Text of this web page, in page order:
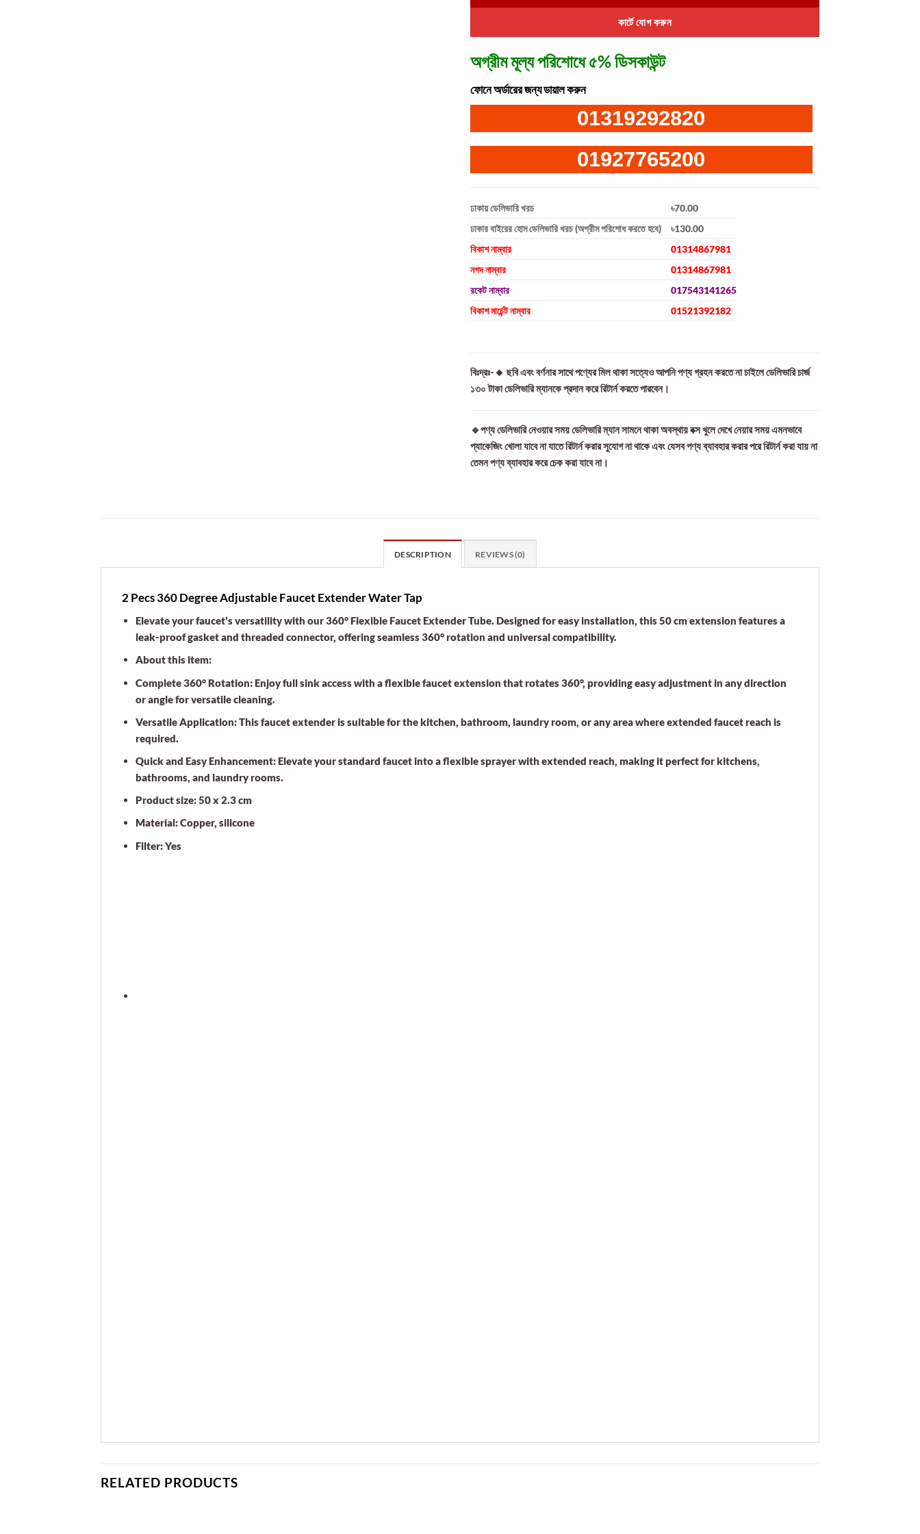
কার্টে যোগ করুন
অগ্রীম মূল্য পরিশোধে ৫% ডিসকাউন্ট
ফোনে অর্ডারের জন্য ডায়াল করুন
01319292820
01927765200
ঢাকায় ডেলিভারি খরচ
৳70.00
ঢাকার বাইরের হোম ডেলিভারি খরচ (অগ্রীম পরিশোধ করতে হবে)
৳130.00
বিকাশ নাম্বার
01314867981
নগদ নাম্বার
01314867981
রকেট নাম্বার
017543141265
বিকাশ মার্চেন্ট নাম্বার
01521392182
বিঃদ্রঃ-🔸 ছবি এবং বর্ণনার সাথে পণ্যের মিল থাকা সত্যেও আপনি পণ্য গ্রহন করতে না চাইলে ডেলিভারি চার্জ
১৩০ টাকা ডেলিভারি ম্যানকে প্রদান করে রিটার্ন করতে পারবেন।
🔹পণ্য ডেলিভারি নেওয়ার সময় ডেলিভারি ম্যান সামনে থাকা অবস্থায় বক্স খুলে দেখে নেয়ার সময় এমনভাবে
প্যাকেজিং খোলা যাবে না যাতে রিটার্ন করার সুযোগ না থাকে এবং যেসব পণ্য ব্যাবহার করার পরে রিটার্ন করা যায় না
তেমন পণ্য ব্যাবহার করে চেক করা যাবে না।
DESCRIPTION REVIEWS (0)
2 Pecs 360 Degree Adjustable Faucet Extender Water Tap
Elevate your faucet’s versatility with our 360° Flexible Faucet Extender Tube. Designed for easy installation, this 50 cm extension features a
leak-proof gasket and threaded connector, offering seamless 360° rotation and universal compatibility.
About this item:
Complete 360° Rotation: Enjoy full sink access with a flexible faucet extension that rotates 360°, providing easy adjustment in any direction
or angle for versatile cleaning.
Versatile Application: This faucet extender is suitable for the kitchen, bathroom, laundry room, or any area where extended faucet reach is
required.
Quick and Easy Enhancement: Elevate your standard faucet into a flexible sprayer with extended reach, making it perfect for kitchens,
bathrooms, and laundry rooms.
Product size: 50 x 2.3 cm
Material: Copper, silicone
Filter: Yes
RELATED PRODUCTS